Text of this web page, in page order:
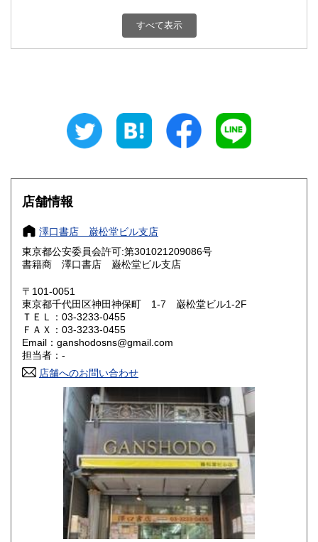
180円 富山県
180円 三重県
大阪府
奈良県 180円
鳥取県 180円 島根県
岡山県
山口県 180円
香川県 180円
高知県 180円
180円 長崎県
180円 大分県
180円 鹿児島県
180円
すべて表示
店舗情報
澤口書店 巌松堂ビル支店
東京都公安委員会許可:第301021209086号
書籍商 澤口書店 巌松堂ビル支店
〒101-0051
東京都千代田区神田神保町 1-7 巌松堂ビル1-2F
ＴＥＬ：03-3233-0455
ＦＡＸ：03-3233-0455
Email：ganshodosns@gmail.com
担当者：-
店舗へのお問い合わせ